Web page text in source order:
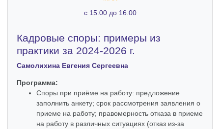
c 15:00 до 16:00
Кадровые споры: примеры из
практики за 2024-2026 г.
Самолихина Евгения Сергеевна
Программа:
Споры при приёме на работу: предложение
заполнить анкету; срок рассмотрения заявления о
приеме на работу; правомерность отказа в приеме
на работу в различных ситуациях (отказ из-за